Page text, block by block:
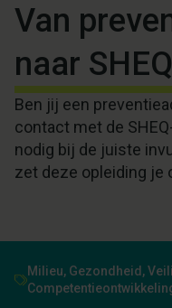
Van
naar
Ben jij een
contact met de
nodig bij de juiste
zet deze opleiding je
Milieu, Gezondheid,